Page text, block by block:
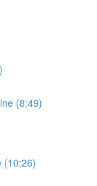
(8:49)
(10:26)